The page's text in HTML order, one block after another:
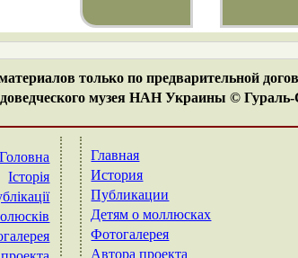
только по предварительной
музея НАН Украины ©
Головна
Історія
Главная
История
Публикации
Детям о моллюсках
Фотогалерея
Автора проекта